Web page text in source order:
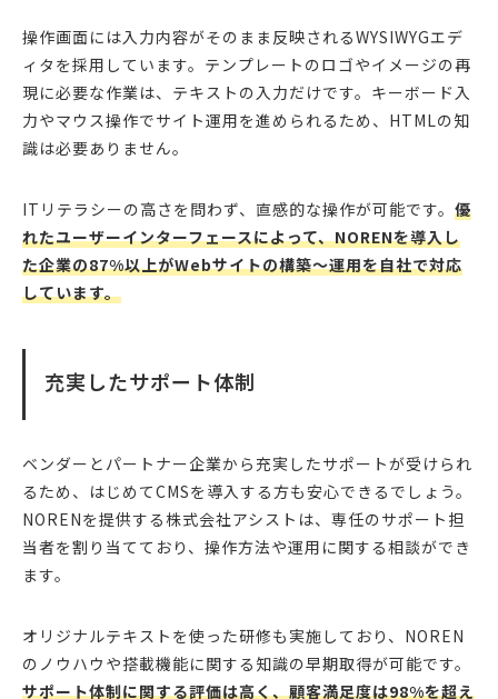
操作画面には入力内容がそのまま反映されるWYSIWYGエデ
ィタを採用しています。テンプレートのロゴやイメージの再
現に必要な作業は、テキストの入力だけです。キーボード入
力やマウス操作でサイト運用を進められるため、HTMLの知
識は必要ありません。
ITリテラシーの高さを問わず、直感的な操作が可能です。 優
れたユーザーインターフェースによって、NORENを導入し
た企業の87%以上がWebサイトの構築〜運用を自社で対応
しています。
充実したサポート体制
ベンダーとパートナー企業から充実したサポートが受けられ
るため、はじめてCMSを導入する方も安心できるでしょう。
NORENを提供する株式会社アシストは、専任のサポート担
当者を割り当てており、操作方法や運用に関する相談ができ
ます。
オリジナルテキストを使った研修も実施しており、NOREN
のノウハウや搭載機能に関する知識の早期取得が可能です。
サポート体制に関する評価は高く、顧客満足度は98%を超え